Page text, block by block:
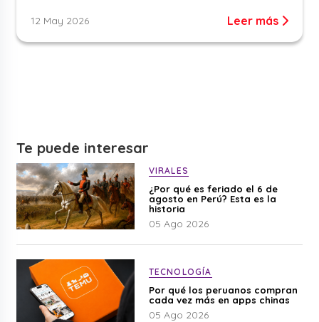
12 May 2026 Leer más
Te puede interesar
VIRALES
¿Por qué es feriado el 6 de
agosto en Perú? Esta es la
historia
05 Ago 2026
TECNOLOGÍA
Por qué los peruanos compran
cada vez más en apps chinas
05 Ago 2026